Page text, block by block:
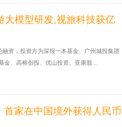
大模型研发,视旅科技获亿
资，投资方为深报一本基金、广州城投集团
金、高榕创投、优山投资、亚康股...
首家在中国境外获得人民币